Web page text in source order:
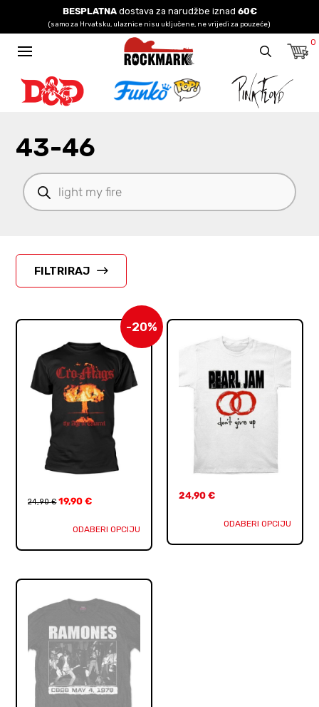
BESPLATNAdostava za narudžbe iznad 60€
(samo za Hrvatsku, ulaznice nisu uključene, ne vrijedi za pouzeće)
0
43-46
Products
search
FILTRIRAJ
-20%
24,90€ 19,90€
ODABERI OPCIJU
24,90 €
ODABERI OPCIJU